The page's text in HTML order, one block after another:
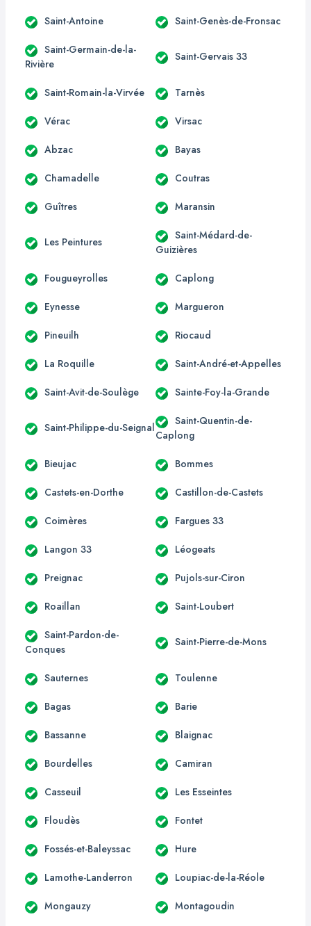
Saint-Antoine Saint-Genès-de-Fronsac
Saint-Germain-de-la-
Rivière
Saint-Gervais 33
Saint-Romain-la-Virvée Tarnès
Vérac Virsac
Abzac Bayas
Chamadelle Coutras
Guîtres Maransin
Les Peintures
Saint-Médard-de-
Guizières
Fougueyrolles Caplong
Eynesse Margueron
Pineuilh Riocaud
La Roquille Saint-André-et-Appelles
Saint-Avit-de-Soulège Sainte-Foy-la-Grande
Saint-Philippe-du-Seignal
Saint-Quentin-de-
Caplong
Bieujac Bommes
Castets-en-Dorthe Castillon-de-Castets
Coimères Fargues 33
Langon 33 Léogeats
Preignac Pujols-sur-Ciron
Roaillan Saint-Loubert
Saint-Pardon-de-
Conques
Saint-Pierre-de-Mons
Sauternes Toulenne
Bagas Barie
Bassanne Blaignac
Bourdelles Camiran
Casseuil Les Esseintes
Floudès Fontet
Fossés-et-Baleyssac Hure
Lamothe-Landerron Loupiac-de-la-Réole
Mongauzy Montagoudin